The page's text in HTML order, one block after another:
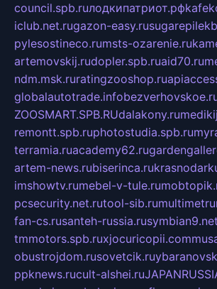
council.spb.ruлодкипатриот.рф
iclub.net.rugazon-easy.ru
pylesostineco.rumsts-ozarenie.ru
artemovskij.rudopler.spb.ruaid70.ru
ndm.msk.ruratingzooshop.ru
globalautotrade.info
ZOOSMART.SPB.RUdalakony.ru
remontt.spb.ruphotostudia.spb.ru
terramia.ruacademy62.ru
artem-news.rubiserinca.ru
imshowtv.rumebel-v-tule.ru
pcsecurity.net.rutool-sib.ru
fan-cs.rusanteh-russia.ru
tmmotors.spb.ruxjocuricopii.com
obustrojdom.rusovetcik.ru
ppknews.rucult-alshei.ru